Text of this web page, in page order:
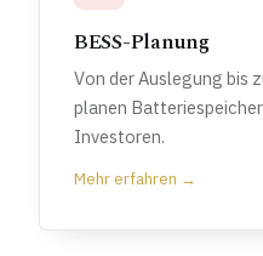
BESS-Planung
Von der Auslegung bis
planen
Investoren.
Mehr erfahren →